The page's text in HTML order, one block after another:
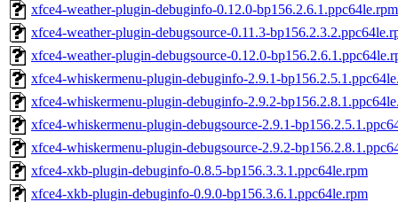
xfce4-weather-plugin-debuginfo-0.12.0-bp156.2.6.1.ppc64le.rpm
xfce4-weather-plugin-debugsource-0.11.3-
xfce4-weather-plugin-debugsource-0.12.0-
xfce4-whiskermenu-plugin-debuginfo-2.9.1-
xfce4-whiskermenu-plugin-debuginfo-2.9.2-
xfce4-whiskermenu-plugin-debugsource-2.9.1-
xfce4-whiskermenu-plugin-debugsource-2.9.2-
xfce4-xkb-plugin-debuginfo-0.8.5-bp156.3.3.1.ppc64le.rpm
xfce4-xkb-plugin-debuginfo-0.9.0-bp156.3.6.1.ppc64le.rpm